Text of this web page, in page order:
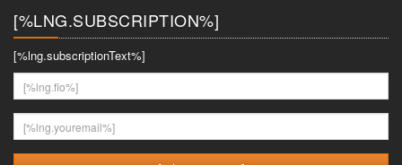
[%LNG.SUBSCRIPTION%]
[%lng.subscriptionText%]
[%lng.fio%]
[%lng.youremail%]